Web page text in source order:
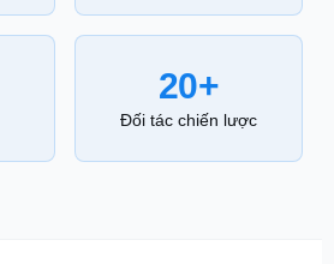
20+
Đối tác chiến lược